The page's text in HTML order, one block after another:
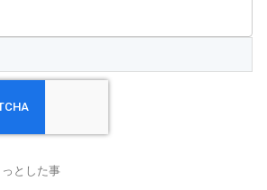
とした事